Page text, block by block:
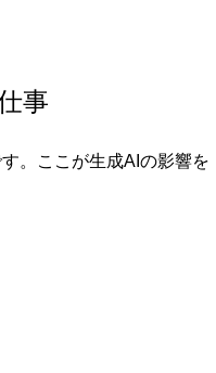
事
。ここが生成AIの影響を